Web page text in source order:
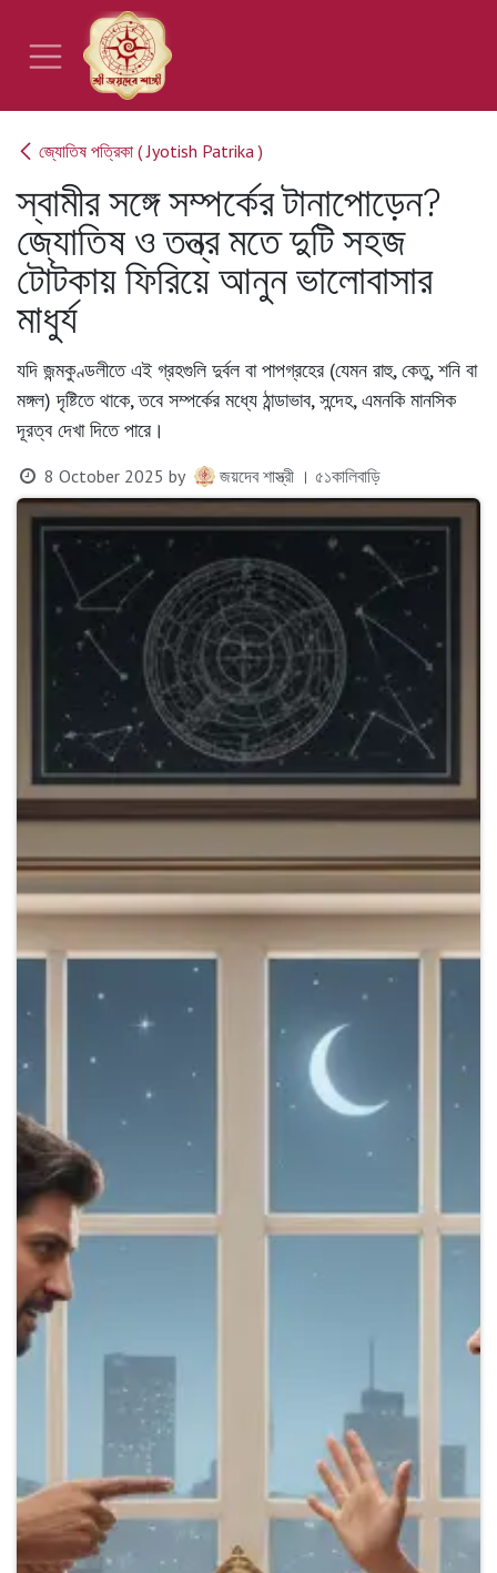
Skip to Content
জ্যোতিষ পত্রিকা ( Jyotish Patrika )
স্বামীর সঙ্গে সম্পর্কের টানাপোড়েন?
জ্যোতিষ ও তন্ত্র মতে দুটি সহজ
টোটকায় ফিরিয়ে আনুন ভালোবাসার
মাধুর্য
যদি জন্মকুণ্ডলীতে এই গ্রহগুলি দুর্বল বা পাপগ্রহের (যেমন রাহু, কেতু, শনি বা
মঙ্গল) দৃষ্টিতে থাকে, তবে সম্পর্কের মধ্যে ঠান্ডাভাব, সন্দেহ, এমনকি মানসিক
দূরত্ব দেখা দিতে পারে।
8 October 2025 by জয়দেব শাস্ত্রী । ৫১কালিবাড়ি